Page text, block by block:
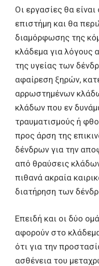
Οι εργασίες θα
επιστήμη και θα
διαμόρφωσης της
κλάδεμα για λόγους
της υγείας των
αφαίρεση ξηρών,
αρρωστημένων
κλάδων που εν
τραυματισμούς ή
προς άρση της
δένδρων για την
από θραύσεις
πιθανά ακραία
διατήρηση των
Επειδή και οι δύο
αφορούν στο
ότι για την
ασθένεια του